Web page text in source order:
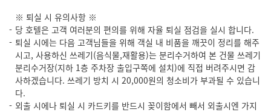
※ 퇴실 시 유의사항 ※
당 호텔은 고객 여러분의 편의를 위해 자율 퇴실 점검을 실시 합니다.
퇴실 시에는 다음 고객님들을 위해 객실 내 비품을 깨끗이 정리를 해주
시고, 사용하신 쓰레기(음식물,재활용)는 분리수거하여 본 건물 쓰레기
분리수거장(지하 1층 주차장 출입구쪽에 설치)에 직접 버려주시면 감
사하겠습니다. 쓰레기 방치 시 20,000원의 청소비가 부과될 수 있습니
다.
외출 시에나 퇴실 시 카드키를 반드시 꽂이함에서 빼서 외출시엔 가지